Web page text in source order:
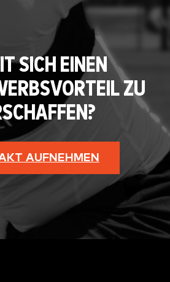
SICH EINEN
ZU
AUFNEHMEN